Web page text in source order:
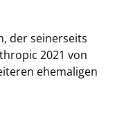
der seinerseits
2021 von
ehemaligen